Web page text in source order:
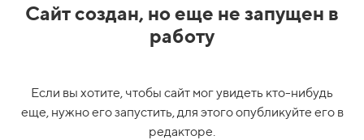
Сайт создан, но еще не запущен в
работу
Если вы хотите, чтобы сайт мог увидеть кто-нибудь
еще, нужно его запустить, для этого опубликуйте его в
редакторе.